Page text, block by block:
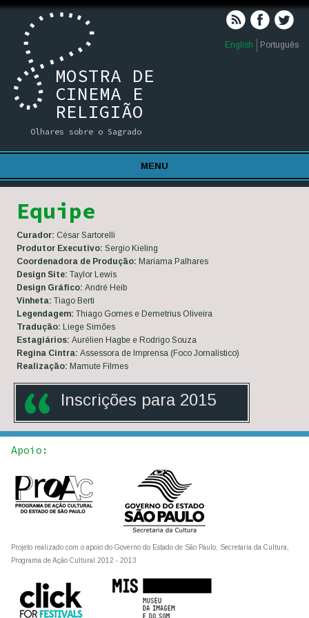
English Português
MOSTRA DE
CINEMA E
RELIGIÃO
Olhares sobre o Sagrado
MENU
Equipe
Curador: César Sartorelli
Produtor Executivo:Sergio Kieling
Coordenadora de Produção:Mariama Palhares
Design Site:Taylor Lewis
Design Gráfico:André Heib
Vinheta:Tiago Berti
Legendagem:Thiago Gomes e Demetrius Oliveira
Tradução:Liege Simões
Estagiários:Aurélien Hagbe e Rodrigo Souza
Regina Cintra:Assessora de Imprensa (Foco Jornalístico)
Realização:Mamute Filmes
Inscrições para 2015
Apoio:
Projeto realizado com o apoio do Governo do Estado de São Paulo, Secretaria da Cultura,
Programa de Ação Cultural 2012 - 2013